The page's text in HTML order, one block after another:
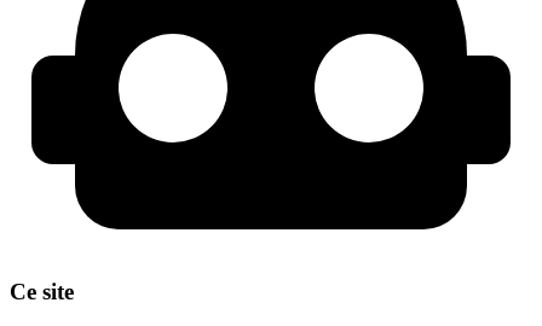
Ce site